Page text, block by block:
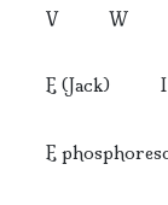
V W
E (Jack)
E